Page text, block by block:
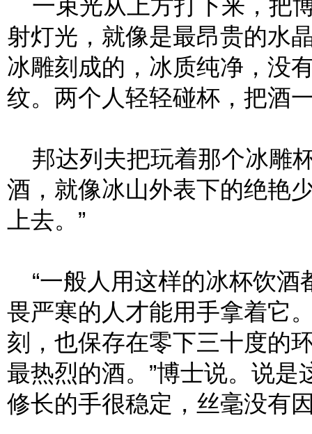
一束光从上方打下来，把
射灯光，就像是最昂贵的水
冰雕刻成的，冰质纯净，没
纹。两个人轻轻碰杯，把酒
邦达列夫把玩着那个冰雕
酒，就像冰山外表下的绝艳
上去。”
“一般人用这样的冰杯饮酒
畏严寒的人才能用手拿着它
刻，也保存在零下三十度的
最热烈的酒。”博士说。说
修长的手很稳定，丝毫没有